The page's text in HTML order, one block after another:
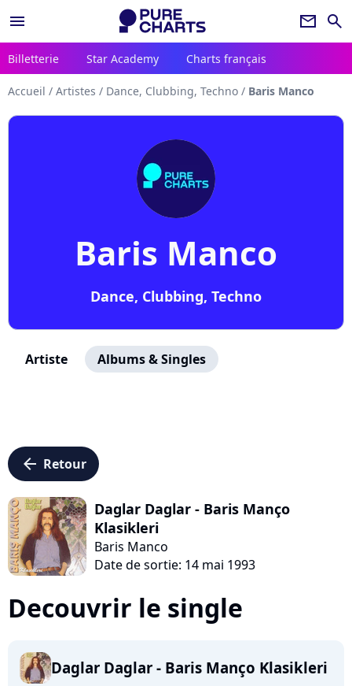
menu newsletter search
Billetterie Star Academy Charts français
Accueil / Artistes / Dance, Clubbing, Techno / Baris Manco
Baris Manco
Dance, Clubbing, Techno
Artiste Albums & Singles
arrow_left Retour
Daglar Daglar - Baris Manço
Klasikleri
Baris Manco
Date de sortie: 14 mai 1993
Decouvrir le single
Daglar Daglar - Baris Manço Klasikleri